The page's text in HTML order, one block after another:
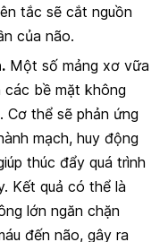
tắc sẽ cắt nguồn
của não.
Một số mảng xơ vữa
bề mặt không
Cơ thể sẽ phản ứng
mạch, huy động
thúc đẩy quá trình
Kết quả có thể là
lớn ngăn chặn
đến não, gây ra